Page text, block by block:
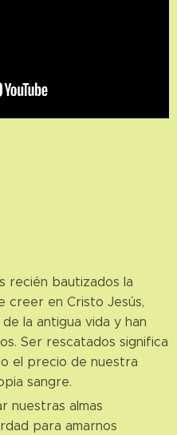
recién bautizados la
creer en Cristo Jesús,
la antigua vida y han
Ser rescatados significa
el precio de nuestra
sangre.
nuestras almas
para amarnos